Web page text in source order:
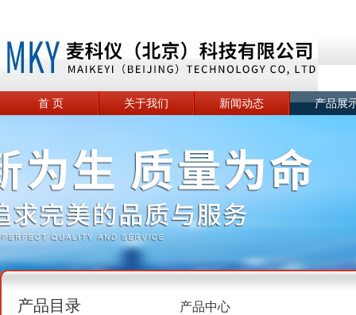
首 页 关于我们 新闻动态 产品展
产品目录 产品中心